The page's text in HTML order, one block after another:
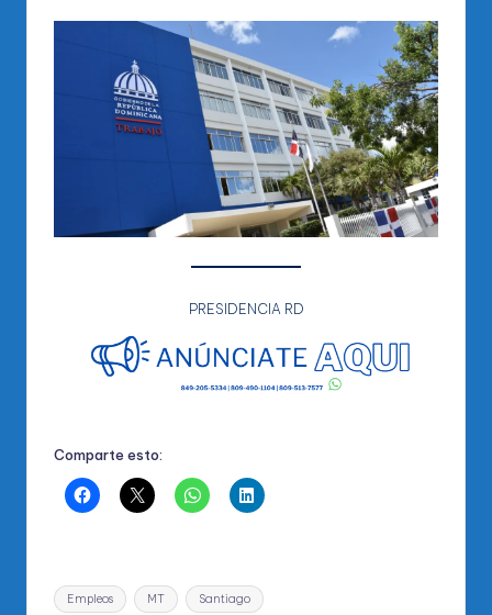
PRESIDENCIA RD
Comparte esto:
Etiquetas:
Empleos MT Santiago